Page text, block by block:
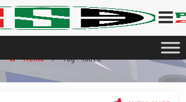
Home Tag : "isuzu"